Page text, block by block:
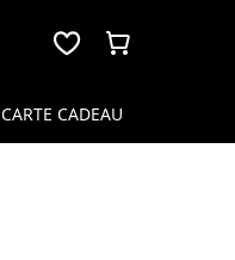
CARTE CADEAU